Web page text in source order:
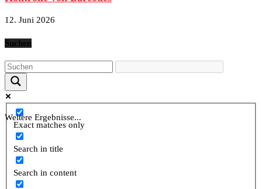
12. Juni 2026
Suchen
Weitere Ergebnisse...
Exact matches only
Search in title
Search in content